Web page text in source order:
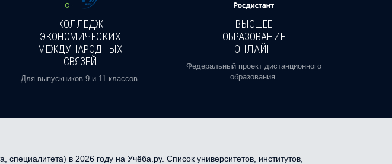
КОЛЛЕДЖ
ЭКОНОМИЧЕСКИХ
МЕЖДУНАРОДНЫХ
СВЯЗЕЙ
Для выпускников 9 и 11 классов.
ВЫСШЕЕ
ОБРАЗОВАНИЕ
ОНЛАЙН
Федеральный проект дистанционного
образования.
в 2026 году на Учёба.ру. Список университетов, институтов,